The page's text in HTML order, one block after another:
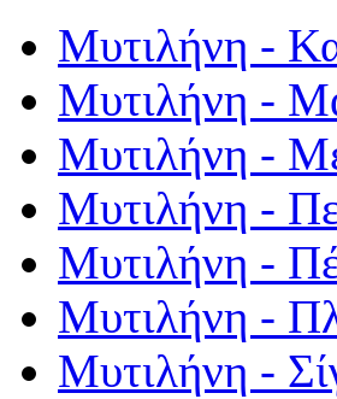
Μυτιλήνη -
Μυτιλήνη -
Μυτιλήνη -
Μυτιλήνη -
Μυτιλήνη -
Μυτιλήνη -
Μυτιλήνη -